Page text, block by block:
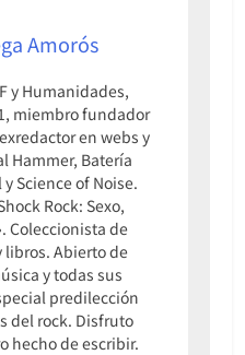
Amorós
y Humanidades,
miembro fundador
en webs y
Hammer, Batería
Science of Noise.
Rock: Sexo,
Coleccionista de
libros. Abierto de
y todas sus
predilección
del rock. Disfruto
hecho de escribir.